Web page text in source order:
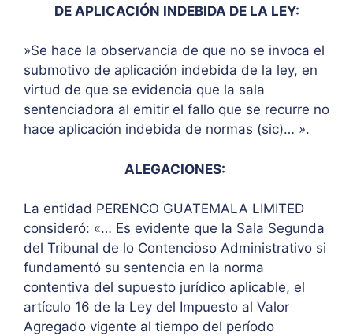
DE APLICACIÓN INDEBIDA DE LA LEY:
»Se hace la observancia de que no se invoca el
submotivo de aplicación indebida de la ley, en
virtud de que se evidencia que la sala
sentenciadora al emitir el fallo que se recurre no
hace aplicación indebida de normas (sic)… ».
ALEGACIONES:
La entidad PERENCO GUATEMALA LIMITED
consideró: «… Es evidente que la Sala Segunda
del Tribunal de lo Contencioso Administrativo si
fundamentó su sentencia en la norma
contentiva del supuesto jurídico aplicable, el
artículo 16 de la Ley del Impuesto al Valor
Agregado vigente al tiempo del período